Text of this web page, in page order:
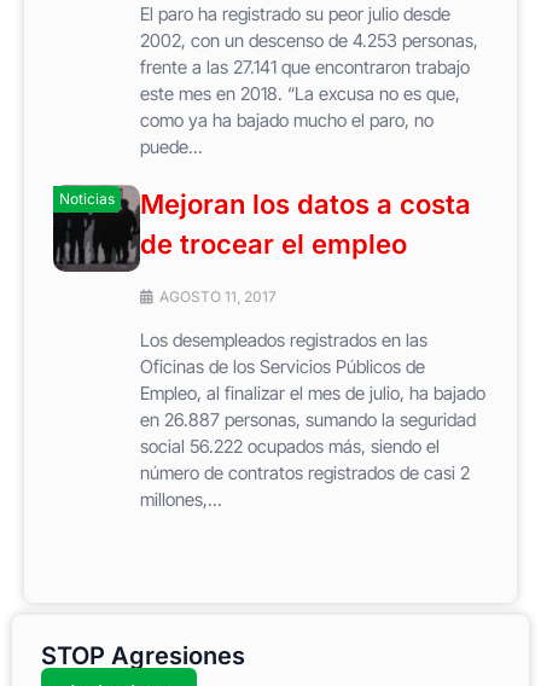
El paro ha registrado su peor julio desde
2002, con un descenso de 4.253 personas,
frente a las 27.141 que encontraron trabajo
este mes en 2018. “La excusa no es que,
como ya ha bajado mucho el paro, no
puede...
Noticias
Mejoran los datos a costa
de trocear el empleo
AGOSTO 11, 2017
Los desempleados registrados en las
Oficinas de los Servicios Públicos de
Empleo, al finalizar el mes de julio, ha bajado
en 26.887 personas, sumando la seguridad
social 56.222 ocupados más, siendo el
número de contratos registrados de casi 2
millones,...
STOP Agresiones